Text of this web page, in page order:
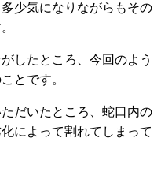
少気になりながらもその
したところ、今回のよう
とです。
だいたところ、蛇口内の
によって割れてしまって